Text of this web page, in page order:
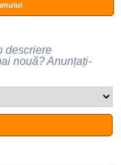
descriere
nouă? Anunțați-